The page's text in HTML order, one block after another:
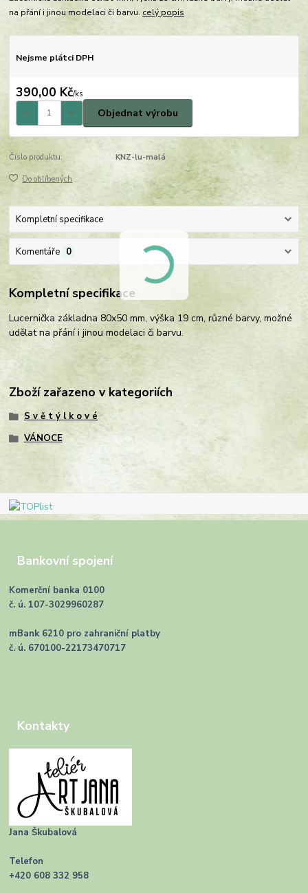
na přání i jinou modelaci či barvu. celý popis
Nejsme plátci DPH
390,00 Kč/ks
Objednat výrobu
Číslo produktu: KNZ-lu-malá
Do oblíbených
Kompletní specifikace
Komentáře 0
Kompletní specifikace
Lucernička základna 80x50 mm, výška 19 cm, různé barvy, možné
udělat na přání i jinou modelaci či barvu.
Zboží zařazeno v kategoriích
S v ě t ý l k o v é
VÁNOCE
Bankovní spojení
Komerční banka 0100
č. ú. 107-3029960287
mBank 6210 pro zahraniční platby
č. ú. 670100-22173470717
Kontakty
Jana Škubalová
Telefon
+420 608 332 958